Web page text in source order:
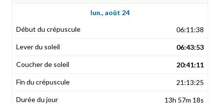
lun., août 24
06:11:38
06:43:53
20:41:11
21:13:25
13h 57m 18s